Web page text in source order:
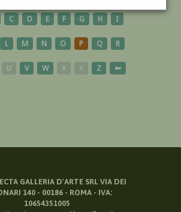
C D E F G H I
L M N O P Q R
U V W X Y Z ⬅
GALLERIA D'ARTE SRL VIA DEI
140 - 00186 - ROMA - IVA:
10654351005